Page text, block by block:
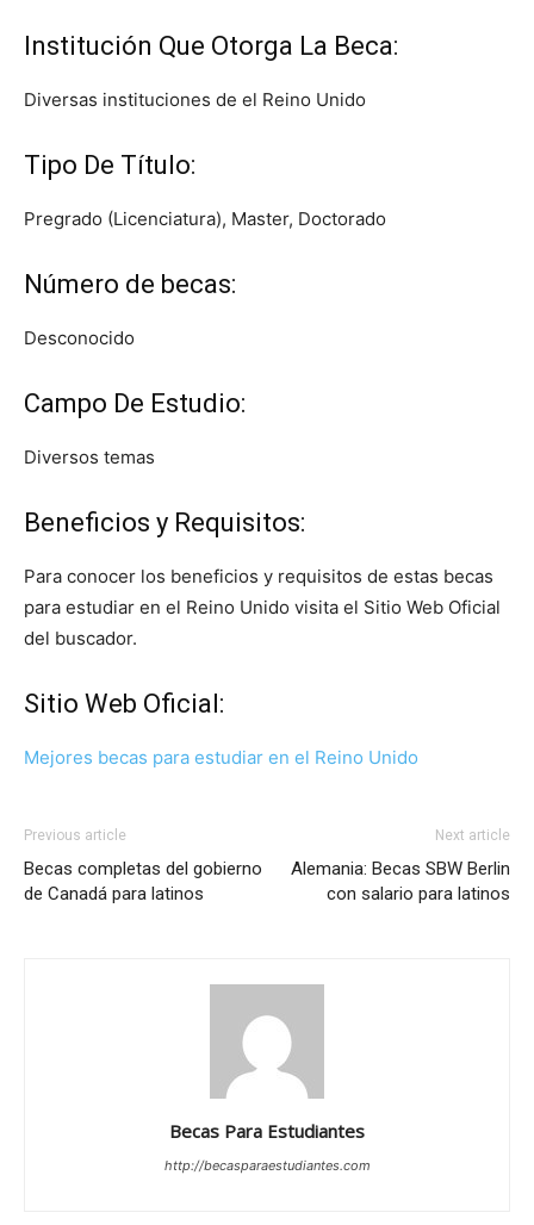
Institución Que Otorga La Beca:
Diversas instituciones de el Reino Unido
Tipo De Título:
Pregrado (Licenciatura), Master, Doctorado
Número de becas:
Desconocido
Campo De Estudio:
Diversos temas
Beneficios y Requisitos:
Para conocer los beneficios y requisitos de estas becas
para estudiar en el Reino Unido visita el Sitio Web Oficial
del buscador.
Sitio Web Oficial:
Mejores becas para estudiar en el Reino Unido
Previous article
Becas completas del gobierno
de Canadá para latinos
Next article
Alemania: Becas SBW Berlin
con salario para latinos
Becas Para Estudiantes
http://becasparaestudiantes.com